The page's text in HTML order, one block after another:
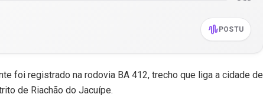
POSTU
foi registrado na rodovia BA 412, trecho que liga a cidade de
de Riachão do Jacuípe.